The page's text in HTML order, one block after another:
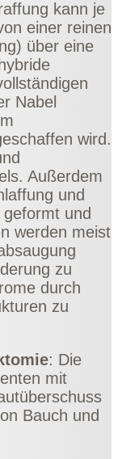
kann je
einer reinen
über eine
Nabel
wird.
Außerdem
und
und
werden meist
zu
durch
zu
: Die
mit
Bauch und